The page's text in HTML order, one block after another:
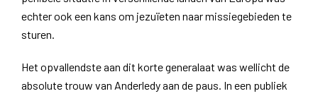
echter ook een kans om jezuïeten naar missiegebieden te
sturen.
Het opvallendste aan dit korte generalaat was wellicht de
absolute trouw van Anderledy aan de paus. In een publiek